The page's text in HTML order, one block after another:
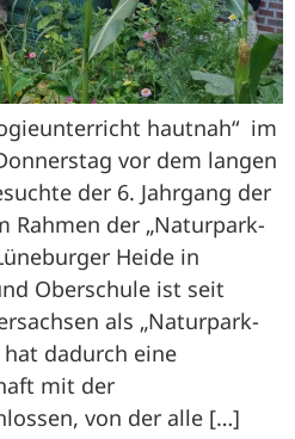
hautnah“ im
vor dem langen
der 6. Jahrgang der
Rahmen der „Naturpark-
Heide in
Oberschule ist seit
als „Naturpark-
dadurch eine
mit der
von der alle […]